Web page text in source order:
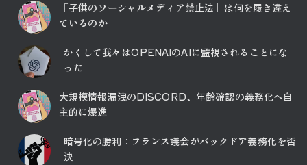
「子供のソーシャルメディア禁止法」は何を履き違え
ているのか
かくして我々はOPENAIのAIに監視されることにな
った
大規模情報漏洩のDISCORD、年齢確認の義務化へ自
主的に爆進
暗号化の勝利：フランス議会がバックドア義務化を否
決